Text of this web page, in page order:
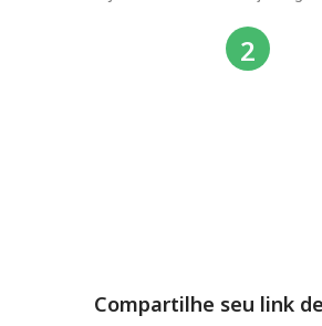
Compartilhe seu link